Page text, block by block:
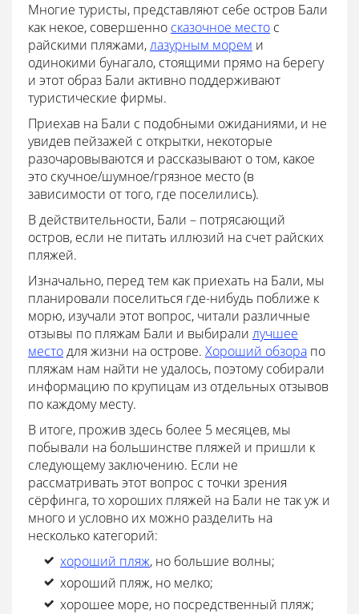
Многие туристы, представляют себе остров Бали
как некое, совершенно сказочное место с
райскими пляжами,лазурным морем и
одинокими бунагало, стоящими прямо на берегу
и этот образ Бали активно поддерживают
туристические фирмы.
Приехав на Бали с подобными ожиданиями, и не
увидев пейзажей с открытки, некоторые
разочаровываются и рассказывают о том, какое
это скучное/шумное/грязное место (в
зависимости от того, где поселились).
В действительности, Бали – потрясающий
остров, если не питать иллюзий на счет райских
пляжей.
Изначально, перед тем как приехать на Бали, мы
планировали поселиться где-нибудь поближе к
морю, изучали этот вопрос, читали различные
отзывы по пляжам Бали и выбирали лучшее
местодля жизни на острове. Хороший обзора по
пляжам нам найти не удалось, поэтому собирали
информацию по крупицам из отдельных отзывов
по каждому месту.
В итоге, прожив здесь более 5 месяцев, мы
побывали на большинстве пляжей и пришли к
следующему заключению. Если не
рассматривать этот вопрос с точки зрения
сёрфинга, то хороших пляжей на Бали не так уж и
много и условно их можно разделить на
несколько категорий:
хороший пляж, но большие волны;
хороший пляж, но мелко;
хорошее море, но посредственный пляж;